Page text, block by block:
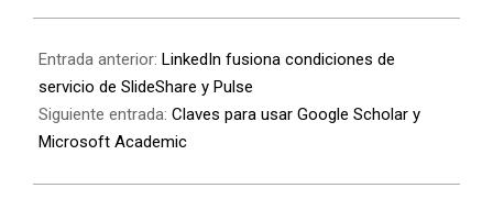
Entrada anterior: LinkedIn fusiona condiciones de
servicio de SlideShare y Pulse
Siguiente entrada: Claves para usar Google Scholar y
Microsoft Academic